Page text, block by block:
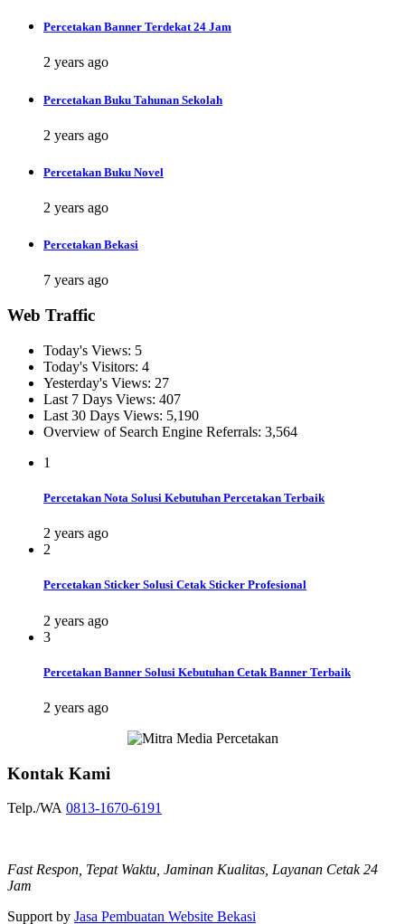
Percetakan Banner Terdekat 24 Jam
2 years ago
Percetakan Buku Tahunan Sekolah
2 years ago
Percetakan Buku Novel
2 years ago
Percetakan Bekasi
7 years ago
Web Traffic
Today's Views: 5
Today's Visitors: 4
Yesterday's Views: 27
Last 7 Days Views: 407
Last 30 Days Views: 5,190
Overview of Search Engine Referrals: 3,564
1
Percetakan Nota Solusi Kebutuhan Percetakan Terbaik
2 years ago
2
Percetakan Sticker Solusi Cetak Sticker Profesional
2 years ago
3
Percetakan Banner Solusi Kebutuhan Cetak Banner Terbaik
2 years ago
Kontak Kami
Telp./WA 0813-1670-6191
Fast Respon, Tepat Waktu, Jaminan Kualitas, Layanan Cetak 24
Jam
Support by Jasa Pembuatan Website Bekasi